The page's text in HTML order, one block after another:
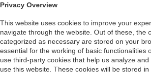
Privacy Overview
This website uses cookies to improve your
navigate through the website. Out of these, the
categorized as necessary are stored on your
essential for the working of basic functionalities
use third-party cookies that help us analyze
use this website. These cookies will be stored